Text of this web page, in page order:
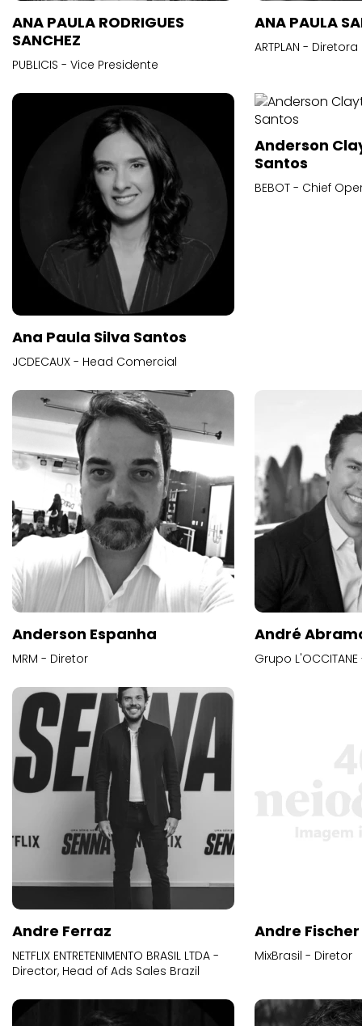
ANA PAULA RODRIGUES
SANCHEZ
PUBLICIS - Vice Presidente
ANA PAULA
ARTPLAN -
Ana Paula Silva Santos
JCDECAUX - Head Comercial
Anderson
Santos
BEBOT - Chief
Anderson Espanha
MRM - Diretor
André
Grupo
Andre Ferraz
NETFLIX ENTRETENIMENTO BRASIL LTDA -
Director, Head of Ads Sales Brazil
Andre Fischer
MixBrasil - Diretor